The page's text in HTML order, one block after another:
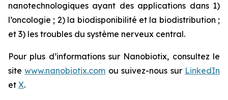
nanotechnologiques ayant des applications dans 1)
l’oncologie ; 2) la biodisponibilité et la biodistribution ;
et 3) les troubles du système nerveux central.
Pour plus d’informations sur Nanobiotix, consultez le
sitewww.nanobiotix.com ou suivez-nous sur LinkedIn
et X.